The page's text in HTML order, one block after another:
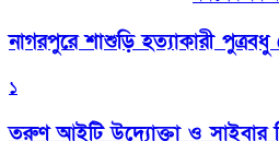
নাগরপুরে শাশুড়ি হত্যাকারী পুত্রবধু
১
তরুণ আইটি উদ্যোক্তা ও সাইবার